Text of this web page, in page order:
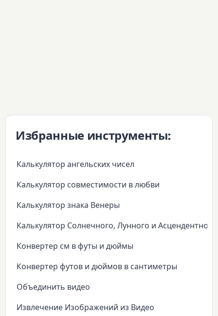
Избранные инструменты:
Калькулятор ангельских чисел
Калькулятор совместимости в любви
Калькулятор знака Венеры
Калькулятор Солнечного, Лунного и Асцендентного
Конвертер см в футы и дюймы
Конвертер футов и дюймов в сантиметры
Объединить видео
Извлечение Изображений из Видео